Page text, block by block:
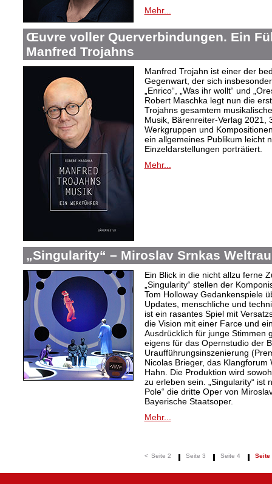
Mehr...
Œuvre voller Querverbindungen. Ein
Manfred Trojahns
Manfred Trojahn ist einer der
Gegenwart, der sich
„Enrico“, „Was ihr wollt“ und
Robert Maschka legt nun die
Trojahns gesamtem
Musik, Bärenreiter-Verlag 2021,
Werkgruppen und
ein allgemeines Publikum leicht
Einzeldarstellungen porträtiert.
Mehr...
„Singularity“ – Miroslav Srnkas
Ein Blick in die nicht allzu ferne
„Singularity“ stellen der
Tom Holloway Gedankenspiele
Updates, menschliche und
ist ein rasantes Spiel mit
die Vision mit einer Farce und
Ausdrücklich für junge Stimmen
eigens für das Opernstudio der
Uraufführungsinszenierung
Nicolas Brieger, das
Hahn. Die Produktion wird
zu erleben sein. „Singularity“ ist
Pole“ die dritte Oper von
Bayerische Staatsoper.
Mehr...
< Seite 2 Seite 3 Seite 4 Seite